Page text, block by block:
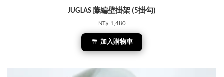
JUGLAS 藤編壁掛架 (5掛勾)
NT$ 1,480
加入購物車